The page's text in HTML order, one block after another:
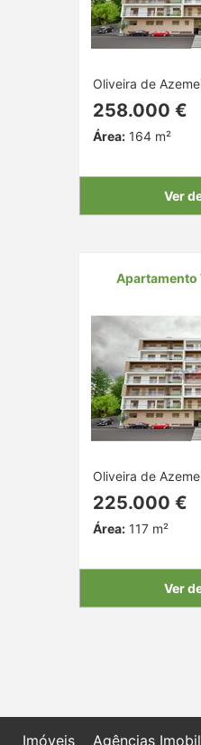
Oliveira de
258.000 €
Área:164 m²
Ver
Apartamento
Oliveira de
225.000 €
Área:117 m²
Ver
Imóveis Agências